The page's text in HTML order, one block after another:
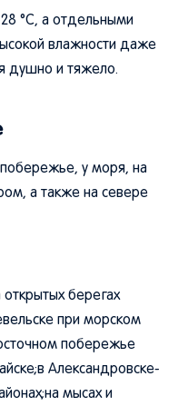
°C, а отдельными
влажности даже
душно и тяжело.
у моря, на
а также на севере
берегах
при морском
побережье
Александровске-
мысах и